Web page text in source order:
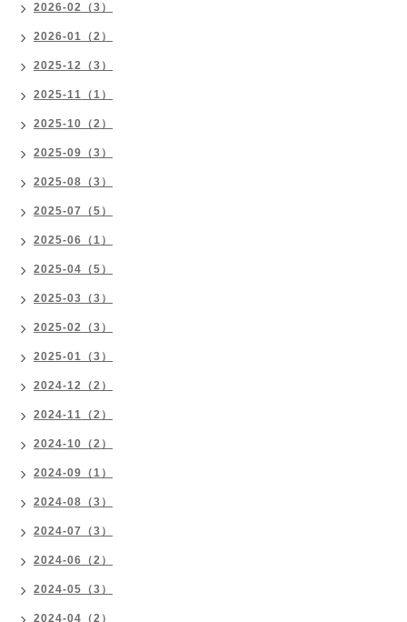
2026-02（3）
2026-01（2）
2025-12（3）
2025-11（1）
2025-10（2）
2025-09（3）
2025-08（3）
2025-07（5）
2025-06（1）
2025-04（5）
2025-03（3）
2025-02（3）
2025-01（3）
2024-12（2）
2024-11（2）
2024-10（2）
2024-09（1）
2024-08（3）
2024-07（3）
2024-06（2）
2024-05（3）
2024-04（2）